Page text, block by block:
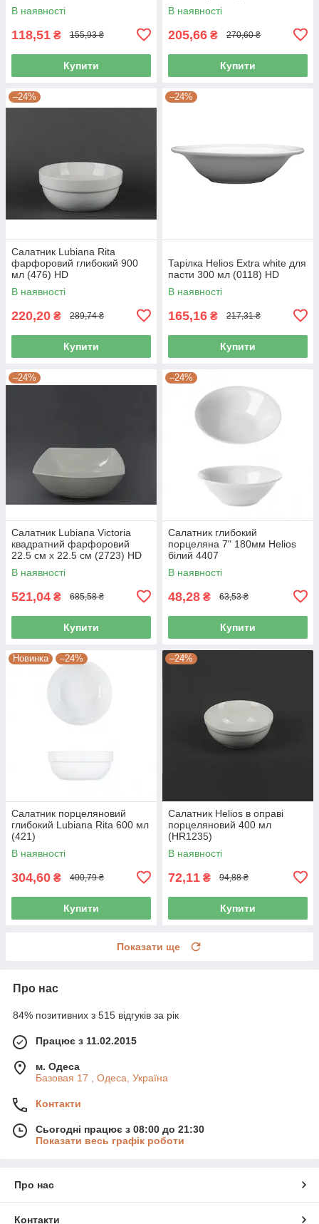
В наявності
118,51 ₴ 155,93 ₴
Купити
В наявності
205,66 ₴ 270,60 ₴
Купити
–24%
Салатник Lubiana Rita
фарфоровий глибокий 900
мл (476) HD
В наявності
220,20 ₴ 289,74 ₴
Купити
–24%
Тарілка Helios Extra white для
пасти 300 мл (0118) HD
В наявності
165,16 ₴ 217,31 ₴
Купити
–24%
Салатник Lubiana Victoria
квадратний фарфоровий
22.5 см х 22.5 см (2723) HD
В наявності
521,04 ₴ 685,58 ₴
Купити
–24%
Салатник глибокий
порцеляна 7" 180мм Helios
білий 4407
В наявності
48,28 ₴ 63,53 ₴
Купити
Новинка –24%
Салатник порцеляновий
глибокий Lubiana Rita 600 мл
(421)
В наявності
304,60 ₴ 400,79 ₴
Купити
–24%
Салатник Helios в оправі
порцеляновий 400 мл
(HR1235)
В наявності
72,11 ₴ 94,88 ₴
Купити
Показати ще
Про нас
84% позитивних з 515 відгуків за рік
Працює з 11.02.2015
м. Одеса
Базовая 17 , Одеса, Україна
Контакти
Сьогодні працює з 08:00 до 21:30
Показати весь графік роботи
Про нас
Контакти